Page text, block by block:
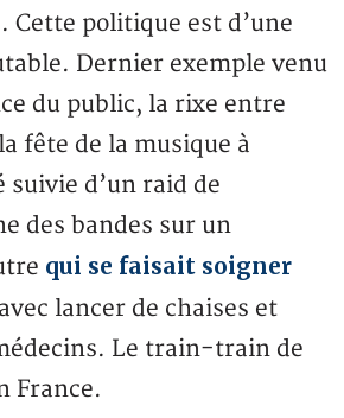
Cette politique est d’une
Dernier exemple venu
du public, la rixe entre
fête de la musique à
suivie d’un raid de
des bandes sur un
qui se faisait soigner
lancer de chaises et
Le train-train de
France.